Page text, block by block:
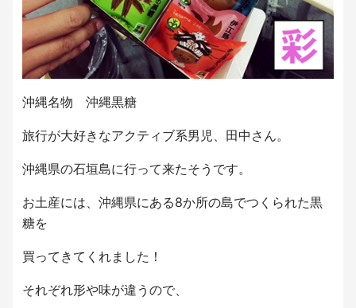
沖縄名物 沖縄黒糖
旅行が大好きなアクティブ系男児、田中さん。
沖縄県の石垣島に行って来たそうです。
お土産には、沖縄県にある8か所の島でつくられた黒
糖を
買ってきてくれました！
それぞれ形や味が違うので、